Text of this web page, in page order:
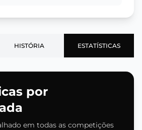
HISTÓRIA ESTATÍSTICAS
por
em todas as competições